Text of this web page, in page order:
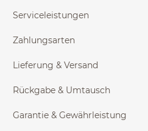
Serviceleistungen
Zahlungsarten
Lieferung & Versand
Rückgabe & Umtausch
Garantie & Gewährleistung